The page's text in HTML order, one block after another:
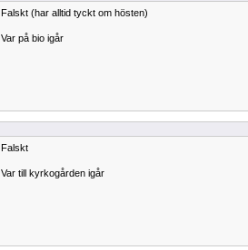
Falskt (har alltid tyckt om hösten)
Var på bio igår
Falskt
Var till kyrkogården igår